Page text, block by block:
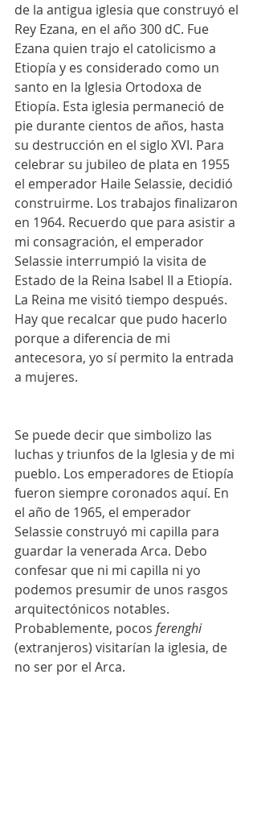
de la antigua iglesia que construyó el
Rey Ezana, en el año 300 dC. Fue
Ezana quien trajo el catolicismo a
Etiopía y es considerado como un
santo en la Iglesia Ortodoxa de
Etiopía. Esta iglesia permaneció de
pie durante cientos de años, hasta
su destrucción en el siglo XVI. Para
celebrar su jubileo de plata en 1955
el emperador Haile Selassie, decidió
construirme. Los trabajos finalizaron
en 1964. Recuerdo que para asistir a
mi consagración, el emperador
Selassie interrumpió la visita de
Estado de la Reina Isabel II a Etiopía.
La Reina me visitó tiempo después.
Hay que recalcar que pudo hacerlo
porque a diferencia de mi
antecesora, yo sí permito la entrada
a mujeres.
Se puede decir que simbolizo las
luchas y triunfos de la Iglesia y de mi
pueblo. Los emperadores de Etiopía
fueron siempre coronados aquí. En
el año de 1965, el emperador
Selassie construyó mi capilla para
guardar la venerada Arca. Debo
confesar que ni mi capilla ni yo
podemos presumir de unos rasgos
arquitectónicos notables.
Probablemente, pocos ferenghi
(extranjeros) visitarían la iglesia, de
no ser por el Arca.